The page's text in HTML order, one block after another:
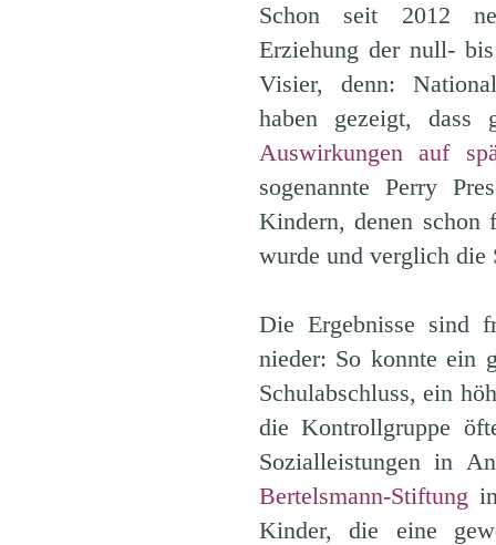
Schon seit 2012
Erziehung der null-
Visier, denn:
haben gezeigt, dass
Auswirkungen auf
sogenannte Perry
Kindern, denen schon
wurde und verglich die
Die Ergebnisse sind
nieder: So konnte ein
Schulabschluss, ein
die Kontrollgruppe
Sozialleistungen in
Bertelsmann-Stiftung
Kinder, die eine